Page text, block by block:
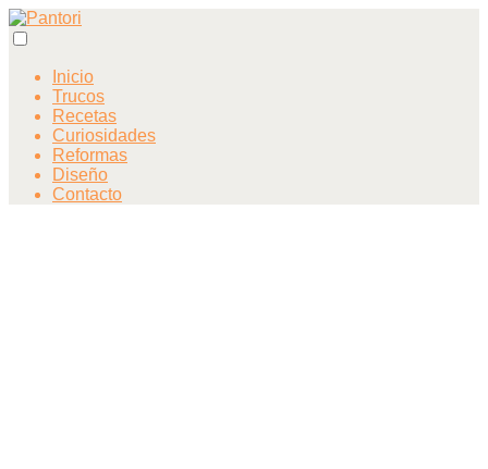
Inicio
Trucos
Recetas
Curiosidades
Reformas
Diseño
Contacto